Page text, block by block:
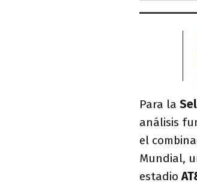
Para la
análisis
el
Mundial,
estadio